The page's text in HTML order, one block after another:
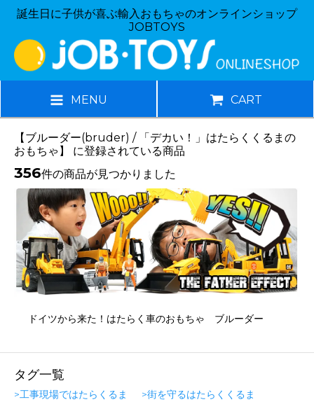
誕生日に子供が喜ぶ輸入おもちゃのオンラインショップ
JOBTOYS
MENU CART
【ブルーダー(bruder) / 「デカい！」はたらくくるまの
おもちゃ】 に登録されている商品
356件の商品が見つかりました
ドイツから来た！はたらく車のおもちゃ ブルーダー
タグ一覧
>工事現場ではたらくるま
>街を守るはたらくくるま